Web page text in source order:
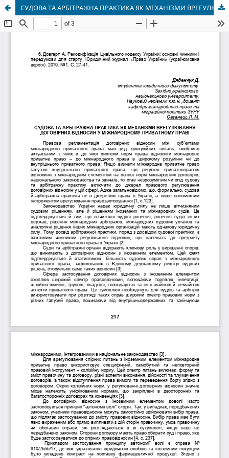
СУДОВА ТА АРБІТРАЖНА ПРАКТИКА ЯК МЕХАНІЗМИ ВРЕГУЛЮВАННЯ ДОГОВІРНИХ ВІДНОСИН У МІЖНАРОДНОМУ ПРИВАТНОМУ ПРАВІ